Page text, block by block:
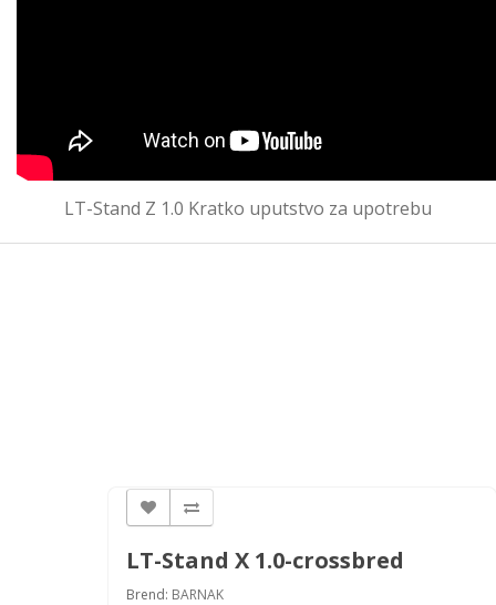
LT-Stand Z 1.0 Kratko uputstvo za upotrebu
LT-Stand X 1.0-crossbred
Brend: BARNAK